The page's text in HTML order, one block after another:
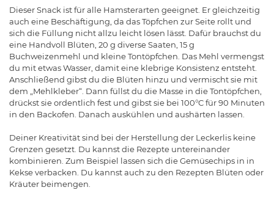
Dieser Snack ist für alle Hamsterarten geeignet. Er gleichzeitig
auch eine Beschäftigung, da das Töpfchen zur Seite rollt und
sich die Füllung nicht allzu leicht lösen lässt. Dafür brauchst du
eine Handvoll Blüten, 20 g diverse Saaten, 15 g
Buchweizenmehl und kleine Tontöpfchen. Das Mehl vermengst
du mit etwas Wasser, damit eine klebrige Konsistenz entsteht.
Anschließend gibst du die Blüten hinzu und vermischt sie mit
dem „Mehlkleber“. Dann füllst du die Masse in die Tontöpfchen,
drückst sie ordentlich fest und gibst sie bei 100°C für 90 Minuten
in den Backofen. Danach auskühlen und aushärten lassen.
Deiner Kreativität sind bei der Herstellung der Leckerlis keine
Grenzen gesetzt. Du kannst die Rezepte untereinander
kombinieren. Zum Beispiel lassen sich die Gemüsechips in in
Kekse verbacken. Du kannst auch zu den Rezepten Blüten oder
Kräuter beimengen.